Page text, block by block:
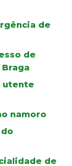
de
de
utente
namoro
de